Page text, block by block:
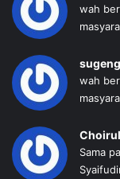
wah
sugeng
wah
Sama